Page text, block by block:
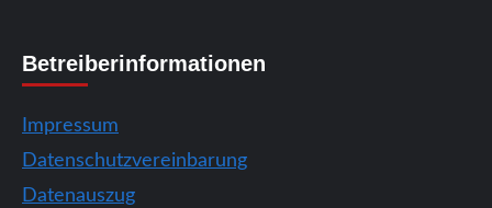
Betreiberinformationen
Impressum
Datenschutzvereinbarung
Datenauszug